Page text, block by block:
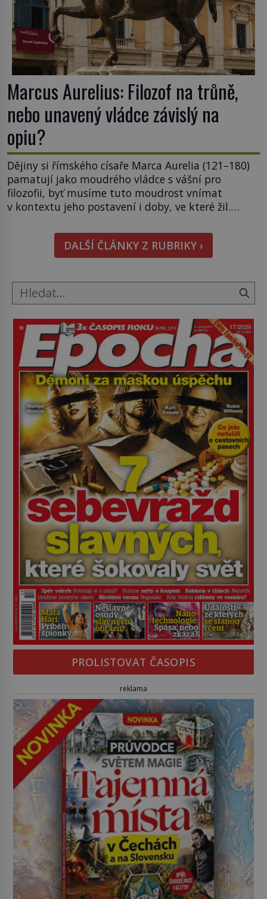
Marcus Aurelius: Filozof na trůně,
nebo unavený vládce závislý na
opiu?
Dějiny si římského císaře Marca Aurelia (121–180)
pamatují jako moudrého vládce s vášní pro
filozofii, byť musíme tuto moudrost vnímat
v kontextu jeho postavení i doby, ve které žil.
pravdu na padrť a prohlásit, že to byl jen životem
unavený a drogou ovládaný muž? Marcus Aurelius
byl zastáncem stoicismu, učení, […]
DALŠÍ ČLÁNKY Z RUBRIKY ›
PROLISTOVAT ČASOPIS
reklama